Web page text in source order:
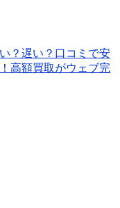
？遅い？口コミで安
高額買取がウェブ完